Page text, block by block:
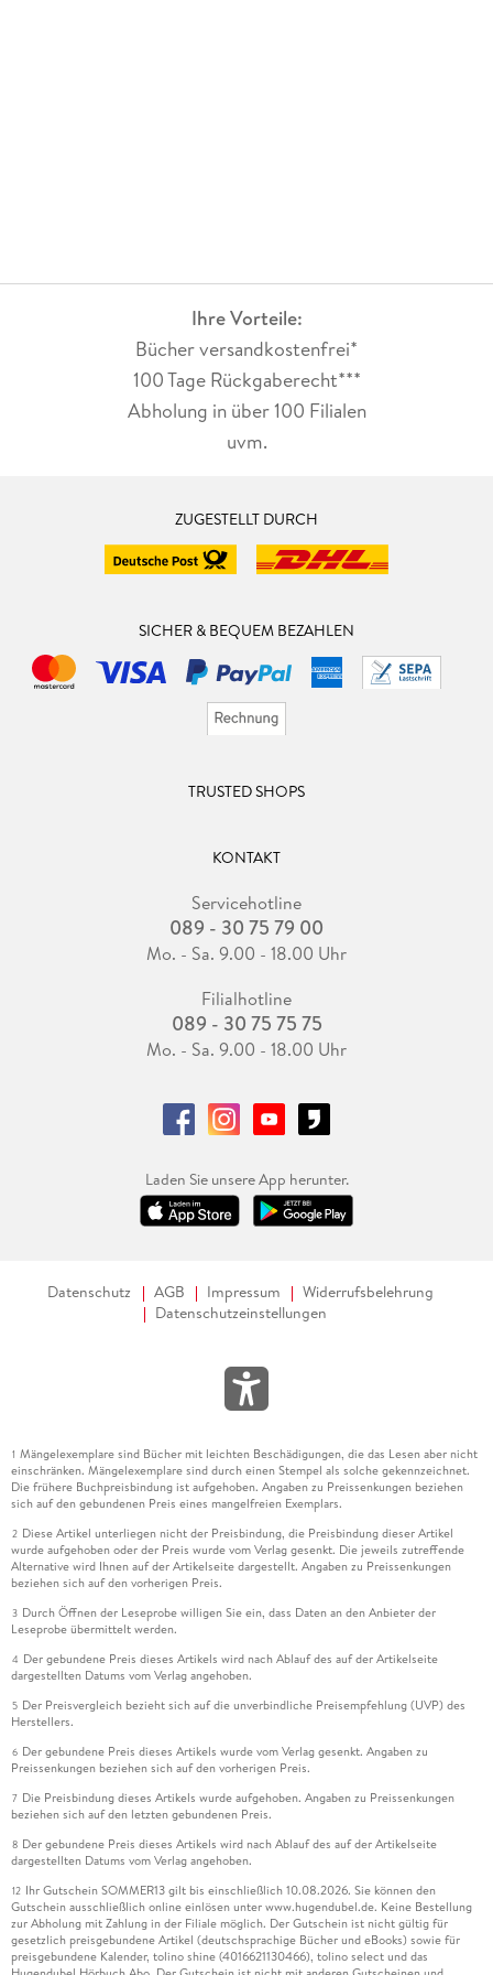
Ihre Vorteile:
Bücher versandkostenfrei*
100 Tage Rückgaberecht***
Abholung in über 100 Filialen
uvm.
ZUGESTELLT DURCH
SICHER & BEQUEM BEZAHLEN
TRUSTED SHOPS
KONTAKT
Servicehotline
089 - 30 75 79 00
Mo. - Sa. 9.00 - 18.00 Uhr
Filialhotline
089 - 30 75 75 75
Mo. - Sa. 9.00 - 18.00 Uhr
Laden Sie unsere App herunter.
Datenschutz AGB Impressum
Widerrufsbelehrung
Datenschutzeinstellungen
1 Mängelexemplare sind Bücher mit leichten Beschädigungen, die das Lesen aber nicht
einschränken. Mängelexemplare sind durch einen Stempel als solche gekennzeichnet.
Die frühere Buchpreisbindung ist aufgehoben. Angaben zu Preissenkungen beziehen
sich auf den gebundenen Preis eines mangelfreien Exemplars.
2 Diese Artikel unterliegen nicht der Preisbindung, die Preisbindung dieser Artikel
wurde aufgehoben oder der Preis wurde vom Verlag gesenkt. Die jeweils zutreffende
Alternative wird Ihnen auf der Artikelseite dargestellt. Angaben zu Preissenkungen
beziehen sich auf den vorherigen Preis.
3 Durch Öffnen der Leseprobe willigen Sie ein, dass Daten an den Anbieter der
Leseprobe übermittelt werden.
4 Der gebundene Preis dieses Artikels wird nach Ablauf des auf der Artikelseite
dargestellten Datums vom Verlag angehoben.
5 Der Preisvergleich bezieht sich auf die unverbindliche Preisempfehlung (UVP) des
Herstellers.
6 Der gebundene Preis dieses Artikels wurde vom Verlag gesenkt. Angaben zu
Preissenkungen beziehen sich auf den vorherigen Preis.
7 Die Preisbindung dieses Artikels wurde aufgehoben. Angaben zu Preissenkungen
beziehen sich auf den letzten gebundenen Preis.
8 Der gebundene Preis dieses Artikels wird nach Ablauf des auf der Artikelseite
dargestellten Datums vom Verlag angehoben.
12 Ihr Gutschein SOMMER13 gilt bis einschließlich 10.08.2026. Sie können den
Gutschein ausschließlich online einlösen unter www.hugendubel.de. Keine Bestellung
zur Abholung mit Zahlung in der Filiale möglich. Der Gutschein ist nicht gültig für
gesetzlich preisgebundene Artikel (deutschsprachige Bücher und eBooks) sowie für
preisgebundene Kalender, tolino shine (4016621130466), tolino select und das